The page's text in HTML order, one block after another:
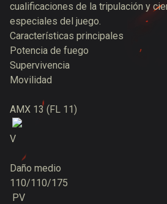
cualificaciones de la tripulación y
especiales del juego.
Características principales
Potencia de fuego
Supervivencia
Movilidad
AMX 13 (FL 11)
V
Daño medio
110/110/175
PV